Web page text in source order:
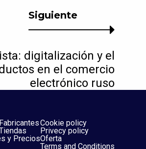
Siguiente
digitalización y el
en el comercio
electrónico ruso
y Precios
Cookie policy
Privecy policy
Oferta
Terms and Conditions